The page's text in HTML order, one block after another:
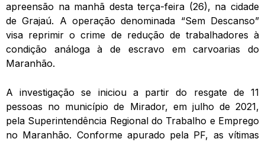
apreensão na manhã desta terça-feira (26), na cidade
de Grajaú. A operação denominada “Sem Descanso”
visa reprimir o crime de redução de trabalhadores à
condição análoga à de escravo em carvoarias do
Maranhão.
A investigação se iniciou a partir do resgate de 11
pessoas no município de Mirador, em julho de 2021,
pela Superintendência Regional do Trabalho e Emprego
no Maranhão. Conforme apurado pela PF, as vítimas